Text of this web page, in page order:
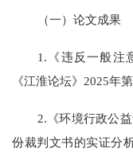
（一）论文成果
1.《违反一般注
《江淮论坛》2025年
2.《环境行政公
份裁判文书的实证分